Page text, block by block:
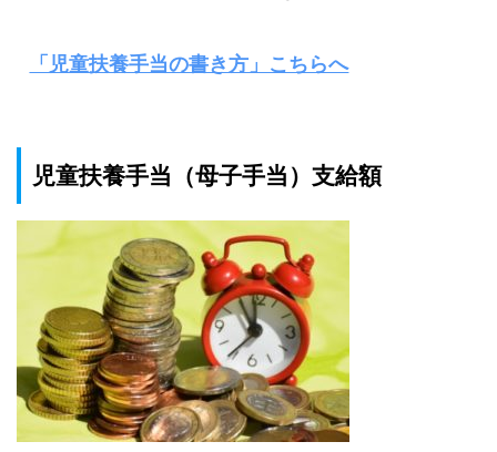
「児童扶養手当の書き方」こちらへ
児童扶養手当（母子手当）支給額